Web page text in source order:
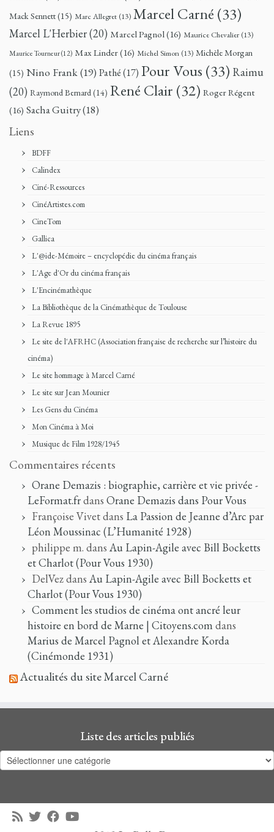
Mack Sennett(15) Marc Allegret (13) Marcel Carné (33)
Marcel L'Herbier(20) Marcel Pagnol(16) Maurice Chevalier (13)
Maurice Tourneur(12) Max Linder(16) Michel Simon (13) Michèle Morgan
(15) Nino Frank(19) Pathé(17) Pour Vous (33) Raimu
(20) Raymond Bernard(14) René Clair (32) Roger Régent
(16) Sacha Guitry(18)
Liens
BDFF
Calindex
Ciné-Ressources
CinéArtistes.com
CineTom
Gallica
L'@ide-Mémoire – encyclopédie du cinéma français
L'Age d'Or du cinéma français
L'Encinémathèque
La Bibliothèque de la Cinémathèque de Toulouse
La Revue 1895
Le site de l'AFRHC (Association française de recherche sur l’histoire du
cinéma)
Le site hommage à Marcel Carné
Le site sur Jean Mounier
Les Gens du Cinéma
Mon Cinéma à Moi
Musique de Film 1928/1945
Commentaires récents
Orane Demazis : biographie, carrière et vie privée -
LeFormat.frdans Orane Demazis dans Pour Vous
Françoise Vivetdans La Passion de Jeanne d’Arc par
Léon Moussinac (L’Humanité 1928)
philippe m. dans Au Lapin-Agile avec Bill Bocketts
et Charlot (Pour Vous 1930)
DelVezdans Au Lapin-Agile avec Bill Bocketts et
Charlot (Pour Vous 1930)
Comment les studios de cinéma ont ancré leur
histoire en bord de Marne | Citoyens.comdans
Marius de Marcel Pagnol et Alexandre Korda
(Cinémonde 1931)
Actualités du site Marcel Carné
Liste des articles publiés
Liste
des